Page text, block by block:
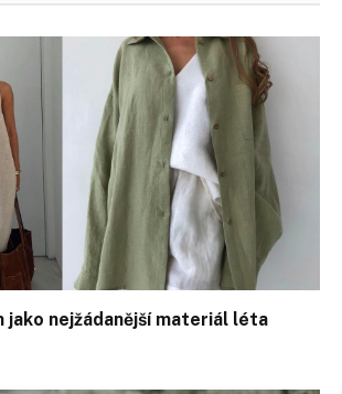
jako nejžádanější materiál léta